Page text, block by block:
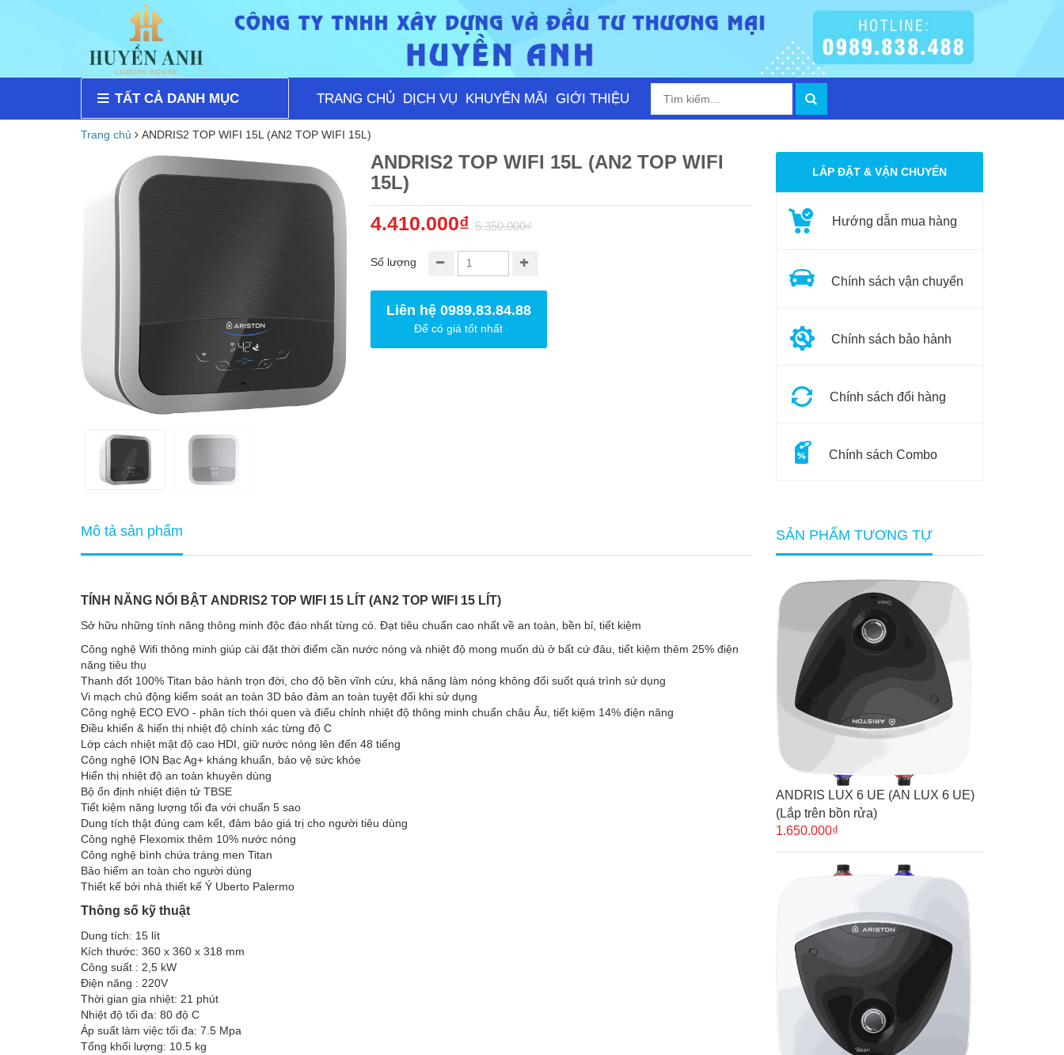
TẤT CẢ DANH MỤC TRANG CHỦ DỊCH VỤ KHUYẾN MÃI GIỚI THIỆU
Trang chủ ANDRIS2 TOP WIFI 15L (AN2 TOP WIFI 15L)
ANDRIS2 TOP WIFI 15L (AN2 TOP WIFI
15L)
4.410.000₫ 5.350.000₫
Số lượng
Liên hệ 0989.83.84.88
Để có giá tốt nhất
LẮP ĐẶT & VẬN CHUYỂN
Hướng dẫn mua hàng
Chính sách vận chuyển
Chính sách bảo hành
Chính sách đổi hàng
Chính sách Combo
Mô tả sản phẩm
TÍNH NĂNG NỔI BẬT ANDRIS2 TOP WIFI 15 LÍT (AN2 TOP WIFI 15 LÍT)
Sở hữu những tính năng thông minh độc đáo nhất từng có. Đạt tiêu chuẩn cao nhất về an toàn, bền bỉ, tiết kiệm
Công nghệ Wifi thông minh giúp cài đặt thời điểm cần nước nóng và nhiệt độ mong muốn dù ở bất cứ đâu, tiết kiệm thêm 25% điện
năng tiêu thụ
Thanh đốt 100% Titan bảo hành trọn đời, cho độ bền vĩnh cửu, khả năng làm nóng không đổi suốt quá trình sử dụng
Vi mạch chủ động kiểm soát an toàn 3D bảo đảm an toàn tuyệt đối khi sử dụng
Công nghệ ECO EVO - phân tích thói quen và điểu chỉnh nhiệt độ thông minh chuẩn châu Âu, tiết kiệm 14% điện năng
Điều khiển & hiển thị nhiệt độ chính xác từng độ C
Lớp cách nhiệt mật độ cao HDI, giữ nước nóng lên đến 48 tiếng
Công nghệ ION Bạc Ag+ kháng khuẩn, bảo vệ sức khỏe
Hiển thị nhiệt độ an toàn khuyên dùng
Bộ ổn định nhiệt điện tử TBSE
Tiết kiệm năng lượng tối đa với chuẩn 5 sao
Dung tích thật đúng cam kết, đảm bảo giá trị cho người tiêu dùng
Công nghệ Flexomix thêm 10% nước nóng
Công nghệ bình chứa tráng men Titan
Bảo hiểm an toàn cho người dùng
Thiết kế bởi nhà thiết kế Ý Uberto Palermo
Thông số kỹ thuật
Dung tích: 15 lít
Kích thước: 360 x 360 x 318 mm
Công suất : 2,5 kW
Điện năng : 220V
Thời gian gia nhiệt: 21 phút
Nhiệt độ tối đa: 80 độ C
Áp suất làm việc tối đa: 7.5 Mpa
Tổng khối lượng: 10.5 kg
SẢN PHẨM TƯƠNG TỰ
ANDRIS LUX 6 UE (AN LUX 6 UE)
(Lắp trên bồn rửa)
1.650.000₫